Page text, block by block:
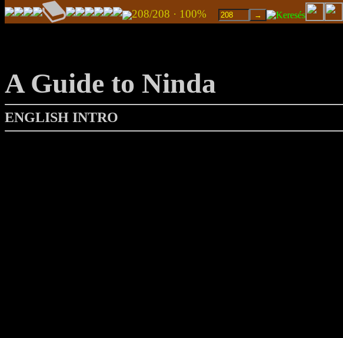
208/208 · 100%
A Guide to Ninda
ENGLISH INTRO